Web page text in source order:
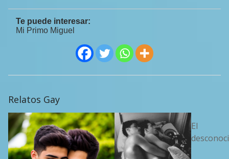
Te puede interesar:
Mi Primo Miguel
Relatos Gay
El